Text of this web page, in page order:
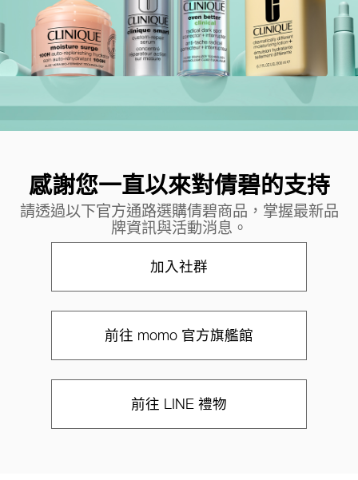
感謝您一直以來對倩碧的支持
請透過以下官方通路選購倩碧商品，掌握最新品
牌資訊與活動消息。
加入社群
前往 momo 官方旗艦館
前往 LINE 禮物